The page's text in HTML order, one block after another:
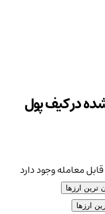
در کیف پول
ترین ارزها
ارزها